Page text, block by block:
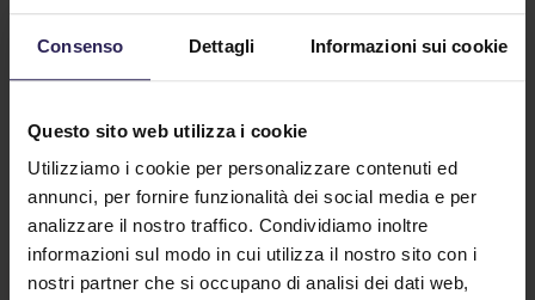
Consenso Dettagli Informazioni sui cookie
Questo sito web utilizza i cookie
Utilizziamo i cookie per personalizzare contenuti ed
annunci, per fornire funzionalità dei social media e per
analizzare il nostro traffico. Condividiamo inoltre
informazioni sul modo in cui utilizza il nostro sito con i
nostri partner che si occupano di analisi dei dati web,
Lavora con noi
Contatti